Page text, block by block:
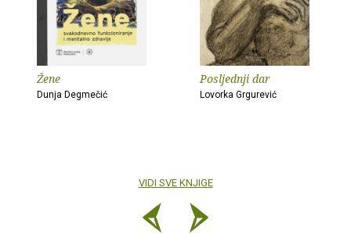
Žene
Dunja Degmečić
Posljednji dar
Lovorka Grgurević
VIDI SVE KNJIGE